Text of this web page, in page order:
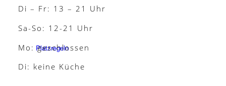
Platzregeln
Di – Fr: 13 – 21 Uhr
Sa-So: 12-21 Uhr
Mo: geschlossen
Di: keine Küche